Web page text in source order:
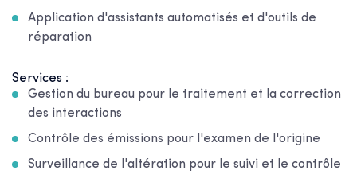
Application d'assistants automatisés et d'outils de
réparation
Services :
Gestion du bureau pour le traitement et la correction
des interactions
Contrôle des émissions pour l'examen de l'origine
Surveillance de l'altération pour le suivi et le contrôle